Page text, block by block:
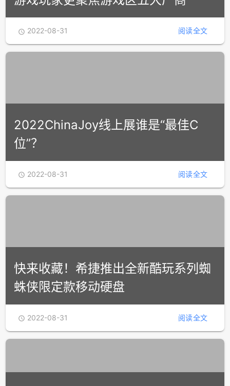
游戏玩家更聚焦游戏区五大厂商
 2022-08-31 阅读全文
2022ChinaJoy线上展谁是“最佳C
位”？
 2022-08-31 阅读全文
快来收藏！希捷推出全新酷玩系列蜘
蛛侠限定款移动硬盘
 2022-08-31 阅读全文